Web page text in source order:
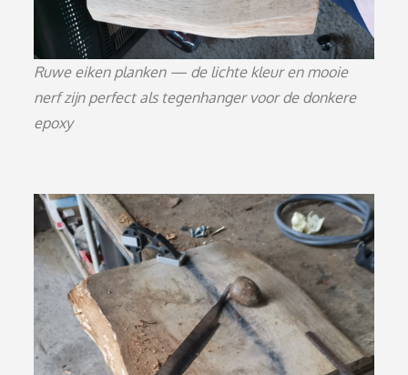
Ruwe eiken planken — de lichte kleur en mooie
nerf zijn perfect als tegenhanger voor de donkere
epoxy